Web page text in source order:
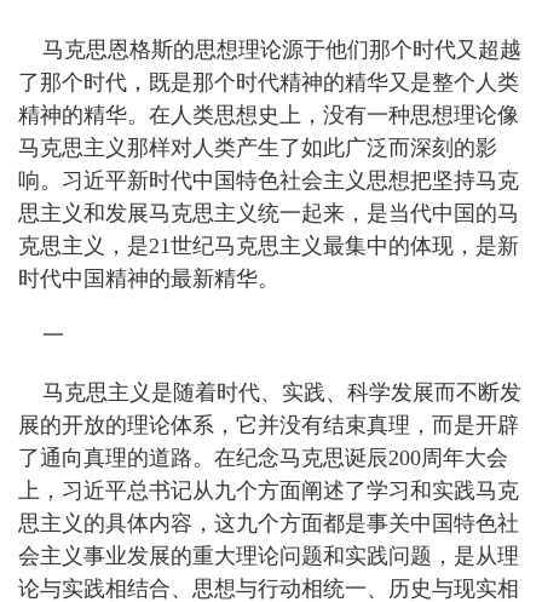
马克思恩格斯的思想理论源于他们那个时代又超越
了那个时代，既是那个时代精神的精华又是整个人类
精神的精华。在人类思想史上，没有一种思想理论像
马克思主义那样对人类产生了如此广泛而深刻的影
响。习近平新时代中国特色社会主义思想把坚持马克
思主义和发展马克思主义统一起来，是当代中国的马
克思主义，是21世纪马克思主义最集中的体现，是新
时代中国精神的最新精华。
一
马克思主义是随着时代、实践、科学发展而不断发
展的开放的理论体系，它并没有结束真理，而是开辟
了通向真理的道路。在纪念马克思诞辰200周年大会
上，习近平总书记从九个方面阐述了学习和实践马克
思主义的具体内容，这九个方面都是事关中国特色社
会主义事业发展的重大理论问题和实践问题，是从理
论与实践相结合、思想与行动相统一、历史与现实相